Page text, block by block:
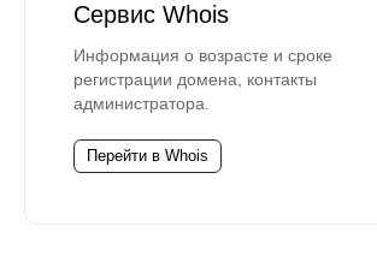
Сервис Whois
Информация о возрасте и сроке
регистрации домена, контакты
администратора.
Перейти в Whois